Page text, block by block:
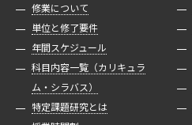
修業について
単位と修了要件
年間スケジュール
科目内容一覧（カリキュラ
ム・シラバス）
特定課題研究とは